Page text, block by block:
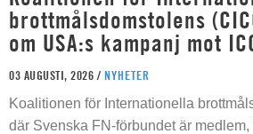
brottmålsdomstolens
om USA:s kampanj mot
03 AUGUSTI, 2026 / NYHETER
Koalitionen för Internationella
där Svenska FN-förbundet är